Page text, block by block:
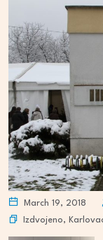
March 19, 2018
Izdvojeno,